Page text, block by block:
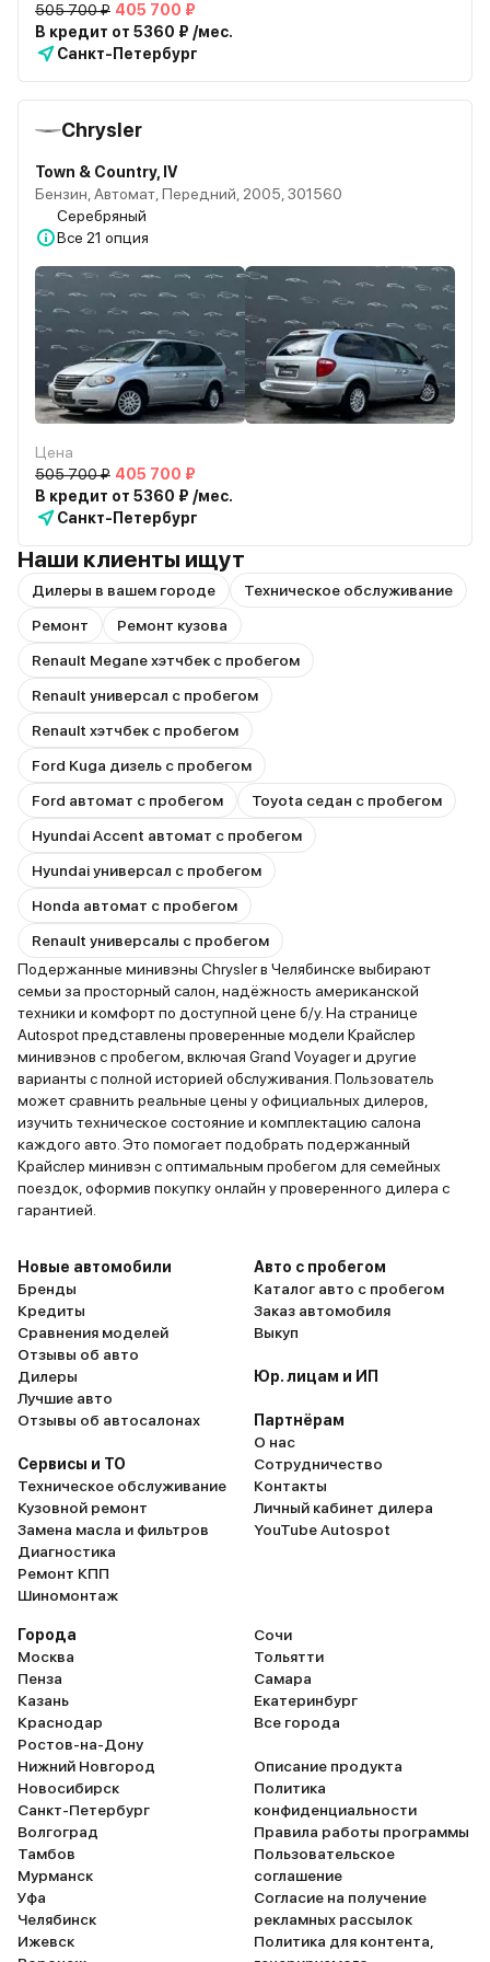
505 700 ₽ 405 700 ₽
В кредит от 5360 ₽ /мес.
Санкт-Петербург
Chrysler
Town & Country, IV
Бензин, Автомат, Передний, 2005, 301560
Серебряный
Все 21 опция
Цена
505 700 ₽ 405 700 ₽
В кредит от 5360 ₽ /мес.
Санкт-Петербург
Наши клиенты ищут
Дилеры в вашем городе
Техническое обслуживание
Ремонт
Ремонт кузова
Renault Megane хэтчбек с пробегом
Renault универсал с пробегом
Renault хэтчбек с пробегом
Ford Kuga дизель с пробегом
Ford автомат с пробегом
Toyota седан с пробегом
Hyundai Accent автомат с пробегом
Hyundai универсал с пробегом
Honda автомат с пробегом
Renault универсалы с пробегом
Подержанные минивэны Chrysler в Челябинске выбирают
семьи за просторный салон, надёжность американской
техники и комфорт по доступной цене б/у. На странице
Autospot представлены проверенные модели Крайслер
минивэнов с пробегом, включая Grand Voyager и другие
варианты с полной историей обслуживания. Пользователь
может сравнить реальные цены у официальных дилеров,
изучить техническое состояние и комплектацию салона
каждого авто. Это помогает подобрать подержанный
Крайслер минивэн с оптимальным пробегом для семейных
поездок, оформив покупку онлайн у проверенного дилера с
гарантией.
Новые автомобили
Бренды
Кредиты
Сравнения моделей
Отзывы об авто
Дилеры
Лучшие авто
Отзывы об автосалонах
Сервисы и ТО
Техническое обслуживание
Кузовной ремонт
Замена масла и фильтров
Диагностика
Ремонт КПП
Шиномонтаж
Авто с пробегом
Каталог авто с пробегом
Заказ автомобиля
Выкуп
Юр. лицам и ИП
Партнёрам
О нас
Сотрудничество
Контакты
Личный кабинет дилера
YouTube Autospot
Города
Москва
Пенза
Казань
Краснодар
Ростов-на-Дону
Нижний Новгород
Новосибирск
Санкт-Петербург
Волгоград
Тамбов
Мурманск
Уфа
Челябинск
Ижевск
Сочи
Тольятти
Самара
Екатеринбург
Все города
Описание продукта
Политика
конфиденциальности
Правила работы программы
Пользовательское
соглашение
Согласие на получение
рекламных рассылок
Политика для контента,